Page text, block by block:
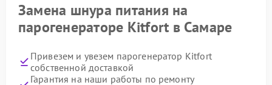
Замена шнура питания на
парогенераторе Kitfort в Самаре
Привезем и увезем парогенератор Kitfort
собственной доставкой
Гарантия на наши работы по ремонту